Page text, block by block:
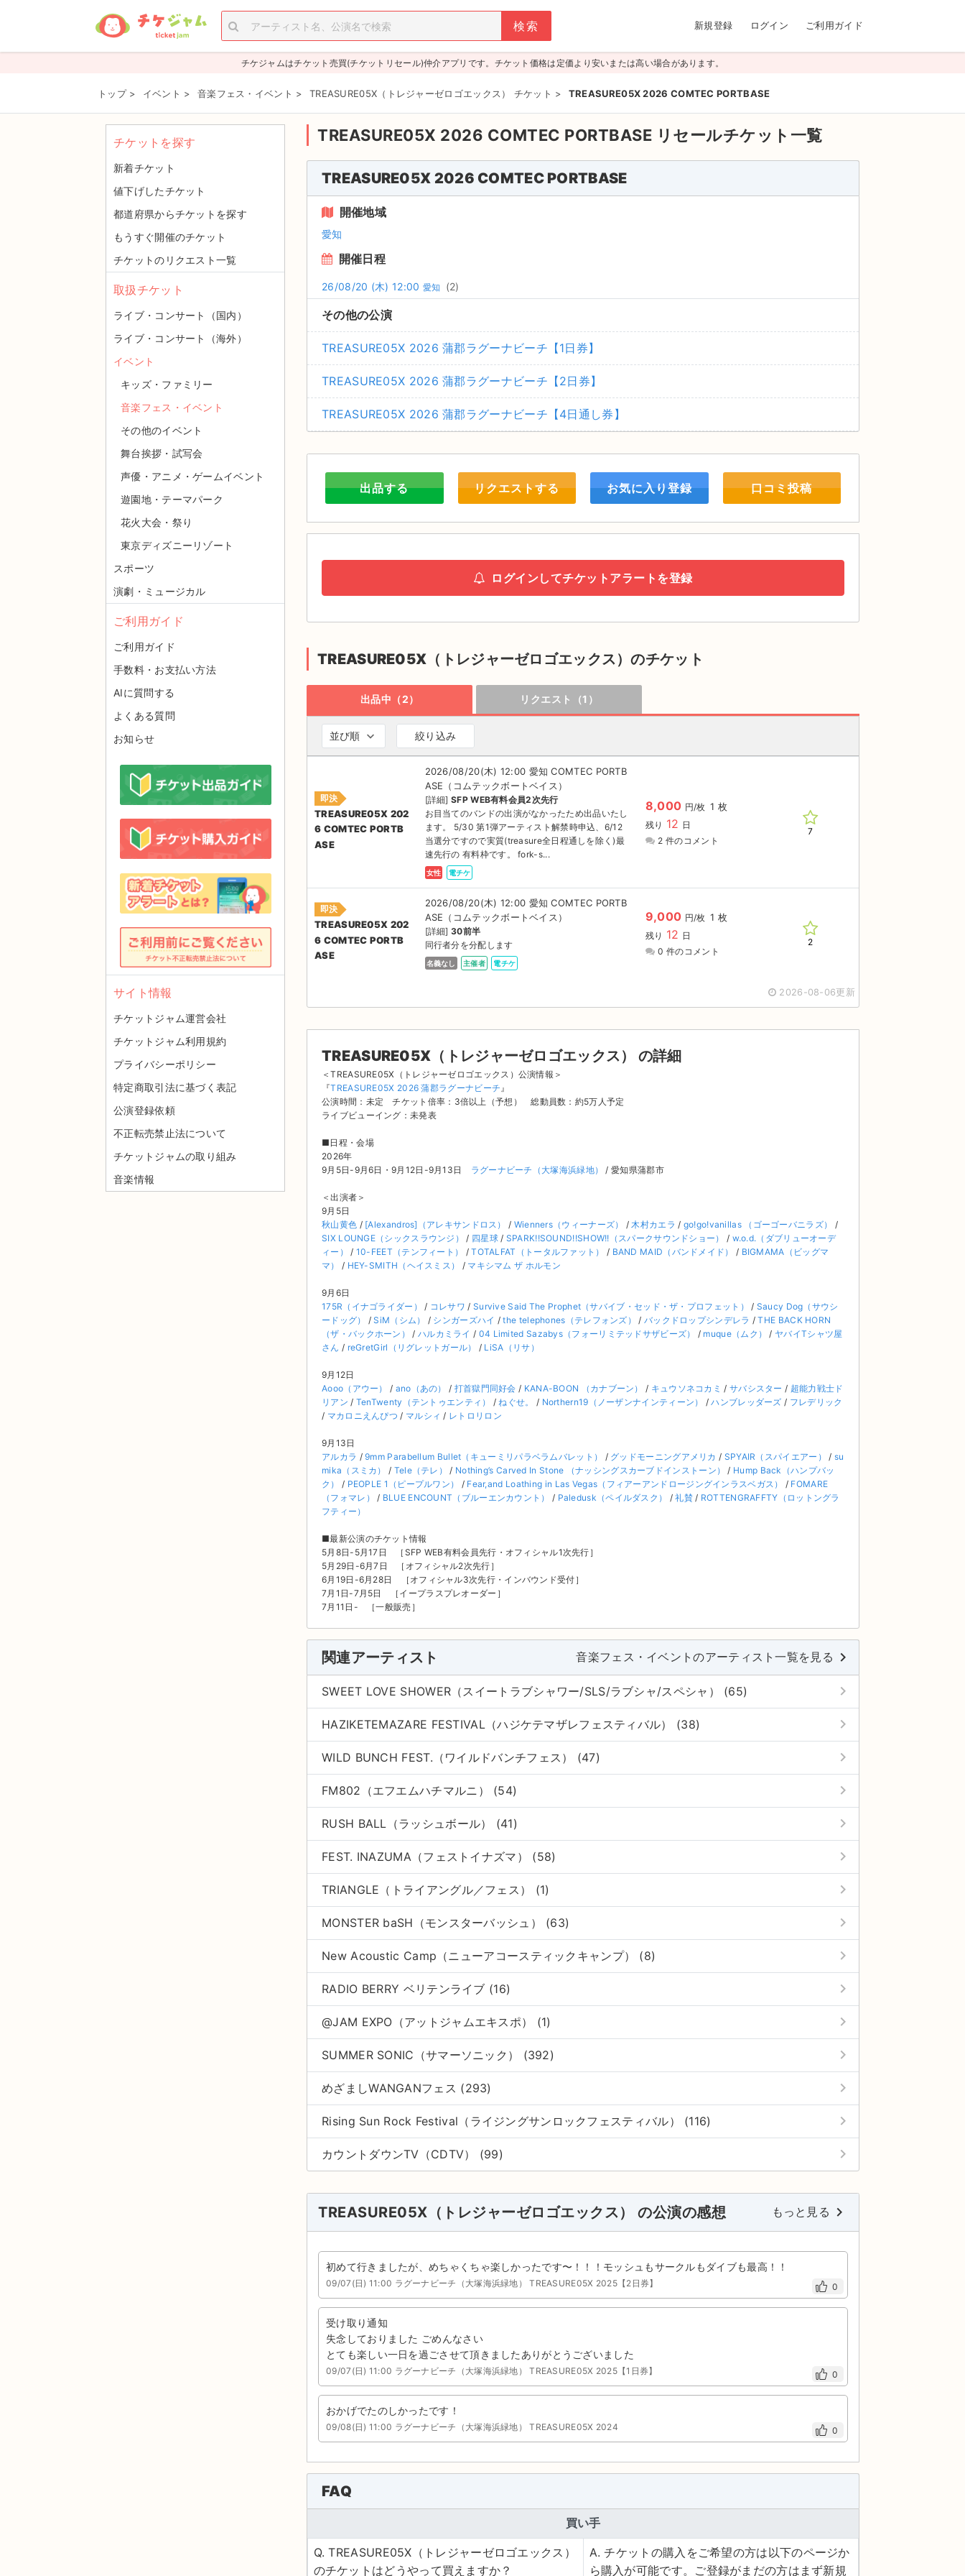
新規登録 ログイン ご利用ガイド
チケジャムはチケット売買(チケットリセール)仲介アプリです。チケット価格は定価より安いまたは高い場合があります。
トップ > イベント > 音楽フェス・イベント > TREASURE05X（トレジャーゼロゴエックス） チケット > TREASURE05X 2026 COMTEC PORTBASE
TREASURE05X 2026 COMTEC PORTBASE リセールチケット一覧
TREASURE05X 2026 COMTEC PORTBASE
開催地域
愛知
開催日程
26/08/20 (木) 12:00 愛知 (2)
その他の公演
TREASURE05X 2026 蒲郡ラグーナビーチ【1日券】
TREASURE05X 2026 蒲郡ラグーナビーチ【2日券】
TREASURE05X 2026 蒲郡ラグーナビーチ【4日通し券】
出品する リクエストする お気に入り登録 口コミ投稿
ログインしてチケットアラートを登録
TREASURE05X（トレジャーゼロゴエックス）のチケット
出品中（2） リクエスト（1）
並び順 絞り込み
即決
TREASURE05X 202
6 COMTEC PORTB
ASE
2026/08/20(木) 12:00 愛知 COMTEC PORTB
ASE（コムテックボートベイス）
[詳細]SFP WEB有料会員2次先行
お目当てのバンドの出演がなかったため出品いたし
ます。 5/30 第1弾アーティスト解禁時申込、6/12
当選分ですので実質(treasure全日程通しを除く)最
速先行の 有料枠です。 fork-s...
女性 電チケ
8,000 円/枚 1 枚
残り 12 日
2 件のコメント
7
即決
TREASURE05X 202
6 COMTEC PORTB
ASE
2026/08/20(木) 12:00 愛知 COMTEC PORTB
ASE（コムテックボートベイス）
[詳細]30前半
同行者分を分配します
名義なし 主催者 電チケ
9,000 円/枚 1 枚
残り 12 日
0 件のコメント
2
2026-08-06更新
TREASURE05X（トレジャーゼロゴエックス） の詳細
＜TREASURE05X（トレジャーゼロゴエックス）公演情報＞
『TREASURE05X 2026 蒲郡ラグーナビーチ 』
公演時間：未定 チケット倍率：3倍以上（予想） 総動員数：約5万人予定
ライブビューイング：未発表
■日程・会場
2026年
9月5日-9月6日・9月12日-9月13日 ラグーナビーチ（大塚海浜緑地） / 愛知県蒲郡市
＜出演者＞
9月5日
秋山黄色 / [Alexandros]（アレキサンドロス） / Wienners（ウィーナーズ） / 木村カエラ / go!go!vanillas （ゴーゴーバニラズ）
/
SIX LOUNGE（シックスラウンジ）
/ 四星球/ SPARK!!SOUND!!SHOW!!（スパークサウンドショー） / w.o.d.（ダブリューオーデ
ィー）
/ 10-FEET（テンフィート） /TOTALFAT（トータルファット） / BAND MAID（バンドメイド） / BIGMAMA（ビッグマ
マ）
/ HEY-SMITH（ヘイスミス） / マキシマム ザ ホルモン
9月6日
175R（イナゴライダー）
/ コレサワ / Survive Said The Prophet（サバイブ・セッド・ザ・プロフェット） / Saucy Dog（サウシ
ードッグ）
/SiM（シム） / シンガーズハイ /the telephones（テレフォンズ） / バックドロップシンデレラ /THE BACK HORN
（ザ・バックホーン）
/ ハルカミライ / 04 Limited Sazabys（フォーリミテッドサザビーズ） / muque（ムク） / ヤバイTシャツ屋
さん / reGretGirl（リグレットガール） / LiSA（リサ）
9月12日
Aooo（アウー）
/ ano（あの） / 打首獄門同好会 / KANA-BOON （カナブーン） / キュウソネコカミ / サバシスター / 超能力戦士ド
リアン / TenTwenty（テントゥエンティ） /ねぐせ。 / Northern19（ノーザンナインティーン） /ハンブレッダーズ / フレデリック
/ マカロニえんぴつ / マルシィ / レトロリロン
9月13日
アルカラ /9mm Parabellum Bullet（キューミリパラベラムバレット） / グッドモーニングアメリカ / SPYAIR（スパイエアー） / su
mika（スミカ）
/ Tele（テレ） / Nothing’s Carved In Stone （ナッシングスカーブドインストーン） / Hump Back（ハンプバッ
ク）
/ PEOPLE 1（ピープルワン） / Fear,and Loathing in Las Vegas（フィアーアンドロージングインラスベガス） / FOMARE
（フォマレ）
/ BLUE ENCOUNT（ブルーエンカウント） / Paledusk（ペイルダスク） /礼賛/ ROTTENGRAFFTY（ロットングラ
フティー）
■最新公演のチケット情報
5月8日-5月17日 ［SFP WEB有料会員先行・オフィシャル1次先行］
5月29日-6月7日 ［オフィシャル2次先行］
6月19日-6月28日 ［オフィシャル3次先行・インバウンド受付］
7月1日-7月5日 ［イープラスプレオーダー］
7月11日- ［一般販売］
関連アーティスト 音楽フェス・イベントのアーティスト一覧を見る keyboard_arrow_right
SWEET LOVE SHOWER（スイートラブシャワー/SLS/ラブシャ/スペシャ） (65) keyboard_arrow_right
HAZIKETEMAZARE FESTIVAL（ハジケテマザレフェスティバル） (38) keyboard_arrow_right
WILD BUNCH FEST.（ワイルドバンチフェス） (47) keyboard_arrow_right
FM802（エフエムハチマルニ） (54) keyboard_arrow_right
RUSH BALL（ラッシュボール） (41) keyboard_arrow_right
FEST. INAZUMA（フェストイナズマ） (58) keyboard_arrow_right
TRIANGLE（トライアングル／フェス） (1) keyboard_arrow_right
MONSTER baSH（モンスターバッシュ） (63) keyboard_arrow_right
New Acoustic Camp（ニューアコースティックキャンプ） (8) keyboard_arrow_right
RADIO BERRY ベリテンライブ (16) keyboard_arrow_right
@JAM EXPO（アットジャムエキスポ） (1) keyboard_arrow_right
SUMMER SONIC（サマーソニック） (392) keyboard_arrow_right
めざましWANGANフェス (293) keyboard_arrow_right
Rising Sun Rock Festival（ライジングサンロックフェスティバル） (116) keyboard_arrow_right
カウントダウンTV（CDTV） (99) keyboard_arrow_right
TREASURE05X（トレジャーゼロゴエックス） の公演の感想 もっと見る keyboard_arrow_right
初めて行きましたが、めちゃくちゃ楽しかったです〜！！！モッシュもサークルもダイブも最高！！
09/07(日) 11:00 ラグーナビーチ（大塚海浜緑地） TREASURE05X 2025【2日券】 0
受け取り通知
失念しておりました ごめんなさい
とても楽しい一日を過ごさせて頂きましたありがとうございました
09/07(日) 11:00 ラグーナビーチ（大塚海浜緑地） TREASURE05X 2025【1日券】 0
おかげでたのしかったです！
09/08(日) 11:00 ラグーナビーチ（大塚海浜緑地） TREASURE05X 2024 0
FAQ
買い手
Q. TREASURE05X（トレジャーゼロゴエックス）
のチケットはどうやって買えますか？
A. チケットの購入をご希望の方は以下のページか
ら購入が可能です。ご登録がまだの方はまず新規
チケットを探す
新着チケット
値下げしたチケット
都道府県からチケットを探す
もうすぐ開催のチケット
チケットのリクエスト一覧
取扱チケット
ライブ・コンサート（国内）
ライブ・コンサート（海外）
イベント
キッズ・ファミリー
音楽フェス・イベント
その他のイベント
舞台挨拶・試写会
声優・アニメ・ゲームイベント
遊園地・テーマパーク
花火大会・祭り
東京ディズニーリゾート
スポーツ
演劇・ミュージカル
ご利用ガイド
ご利用ガイド
手数料・お支払い方法
AIに質問する
よくある質問
お知らせ
サイト情報
チケットジャム運営会社
チケットジャム利用規約
プライバシーポリシー
特定商取引法に基づく表記
公演登録依頼
不正転売禁止法について
チケットジャムの取り組み
音楽情報